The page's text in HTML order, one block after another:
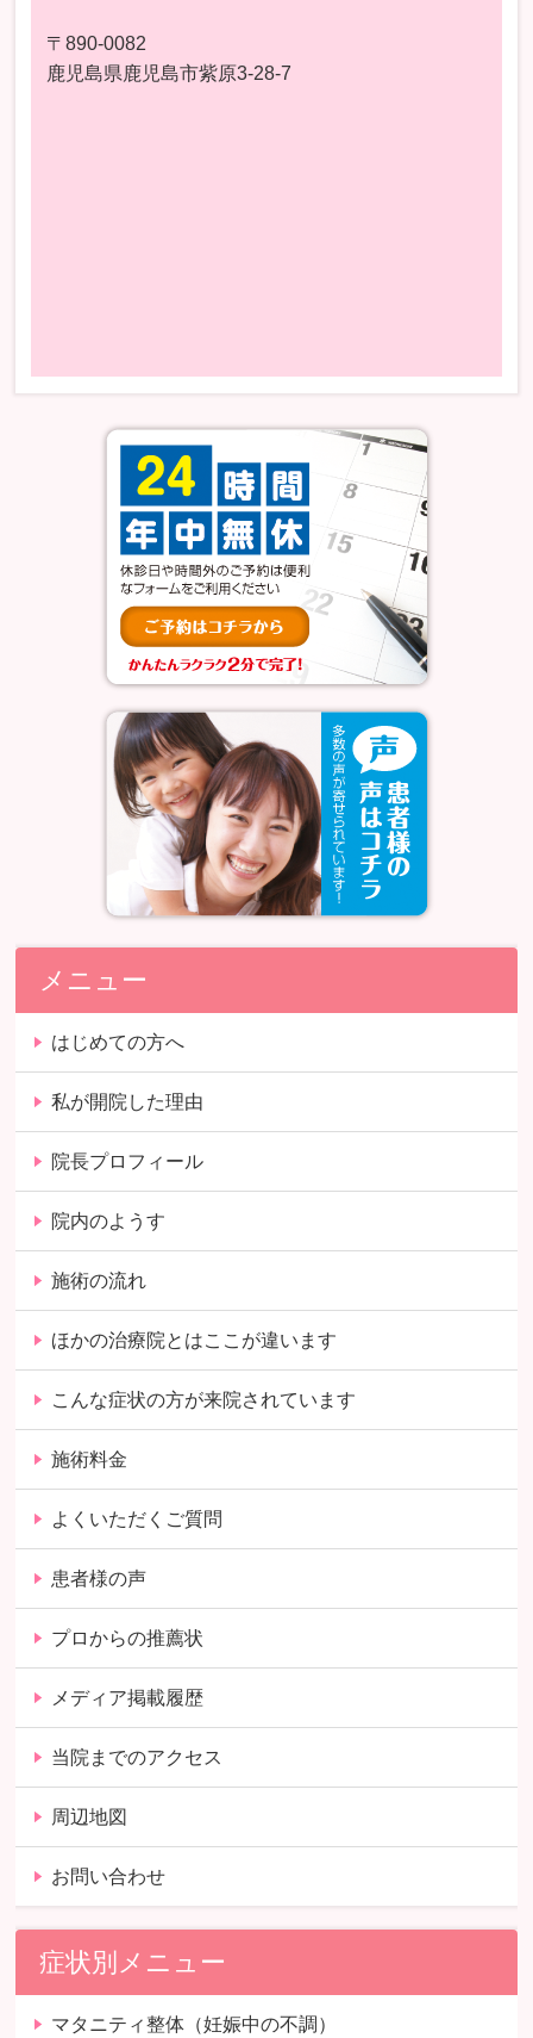
〒890-0082
鹿児島県鹿児島市紫原3-28-7
メニュー
はじめての方へ
私が開院した理由
院長プロフィール
院内のようす
施術の流れ
ほかの治療院とはここが違います
こんな症状の方が来院されています
施術料金
よくいただくご質問
患者様の声
プロからの推薦状
メディア掲載履歴
当院までのアクセス
周辺地図
お問い合わせ
症状別メニュー
マタニティ整体（妊娠中の不調）